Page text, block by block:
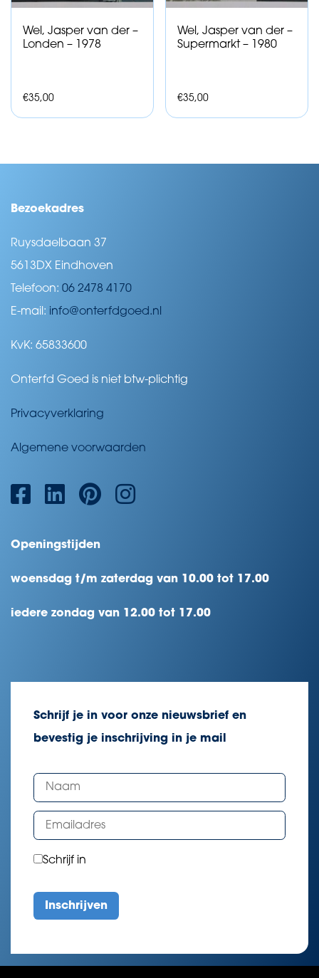
Wel, Jasper van der –
Londen – 1978
€35,00
Wel, Jasper van der –
Supermarkt – 1980
€35,00
Bezoekadres
Ruysdaelbaan 37
5613DX Eindhoven
Telefoon: 06 2478 4170
E-mail: info@onterfdgoed.nl
KvK: 65833600
Onterfd Goed is niet btw-plichtig
Privacyverklaring
Algemene voorwaarden
Openingstijden
woensdag t/m zaterdag van 10.00 tot 17.00
iedere zondag van 12.00 tot 17.00
Schrijf je in voor onze nieuwsbrief en
bevestig je inschrijving in je mail
Schrijf in